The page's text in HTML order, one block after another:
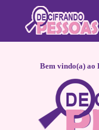
Bem vindo(a) ao